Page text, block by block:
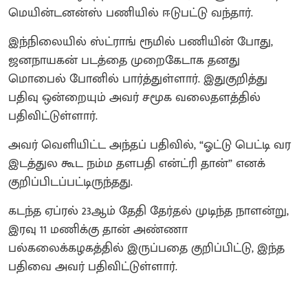
மெயின்டனன்ஸ் பணியில் ஈடுபட்டு வந்தார்.
இந்நிலையில் ஸ்ட்ராங் ரூமில் பணியின் போது,
ஜனநாயகன் படத்தை முறைகேடாக தனது
மொபைல் போனில் பார்த்துள்ளார். இதுகுறித்து
பதிவு ஒன்றையும் அவர் சமூக வலைதளத்தில்
பதிவிட்டுள்ளார்.
அவர் வெளியிட்ட அந்தப் பதிவில், “ஓட்டு பெட்டி வர
இடத்துல கூட நம்ம தளபதி என்ட்ரி தான்” எனக்
குறிப்பிடப்பட்டிருந்தது.
கடந்த ஏப்ரல் 23ஆம் தேதி தேர்தல் முடிந்த நாளன்று,
இரவு 11 மணிக்கு தான் அண்ணா
பல்கலைக்கழகத்தில் இருப்பதை குறிப்பிட்டு, இந்த
பதிவை அவர் பதிவிட்டுள்ளார்.